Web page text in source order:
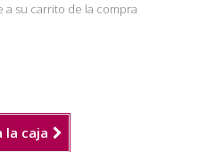
su carrito de la compra
la caja